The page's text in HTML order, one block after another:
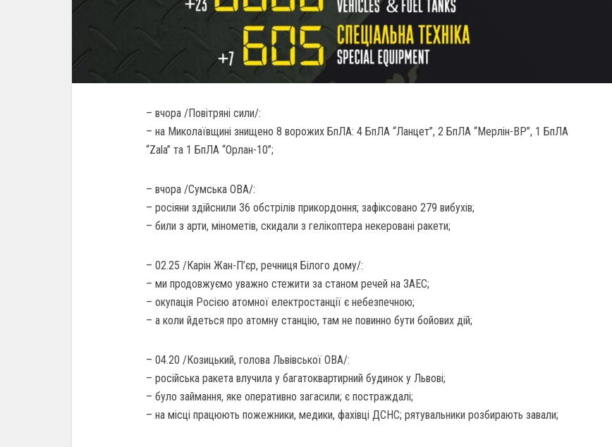
– вчора /Повітряні сили/:
– на Миколаївщині знищено 8 ворожих БпЛА: 4 БпЛА “Ланцет”, 2 БпЛА “Мерлін-ВР”, 1 БпЛА
“Zala” та 1 БпЛА “Орлан-10”;
– вчора /Сумська ОВА/:
– росіяни здійснили 36 обстрілів прикордоння; зафіксовано 279 вибухів;
– били з арти, мінометів, скидали з гелікоптера некеровані ракети;
– 02.25 /Карін Жан-П’єр, речниця Білого дому/:
– ми продовжуємо уважно стежити за станом речей на ЗАЕС;
– окупація Росією атомної електростанції є небезпечною;
– а коли йдеться про атомну станцію, там не повинно бути бойових дій;
– 04.20 /Козицький, голова Львівської ОВА/:
– російська ракета влучила у багатоквартирний будинок у Львові;
– було займання, яке оперативно загасили; є постраждалі;
– на місці працюють пожежники, медики, фахівці ДСНС; рятувальники розбирають завали;